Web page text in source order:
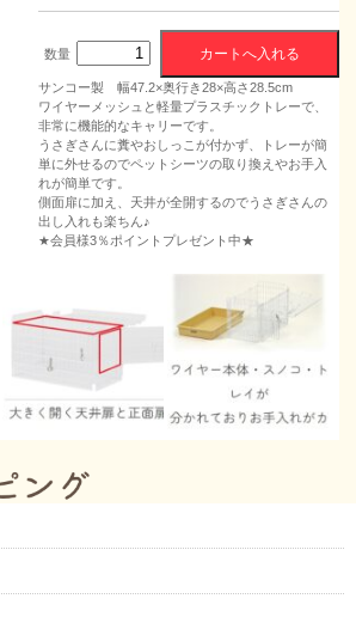
数量
サンコー製 幅47.2×奥行き28×高さ28.5cm
ワイヤーメッシュと軽量プラスチックトレーで、
非常に機能的なキャリーです。
うさぎさんに糞やおしっこが付かず、トレーが簡
単に外せるのでペットシーツの取り換えやお手入
れが簡単です。
側面扉に加え、天井が全開するのでうさぎさんの
出し入れも楽ちん♪
★会員様3％ポイントプレゼント中★